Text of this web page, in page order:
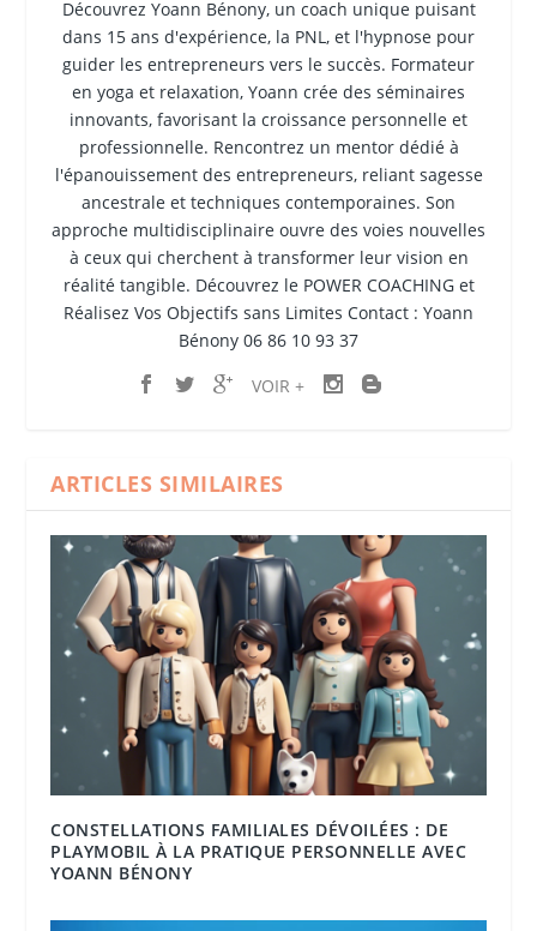
Découvrez Yoann Bénony, un coach unique puisant
dans 15 ans d'expérience, la PNL, et l'hypnose pour
guider les entrepreneurs vers le succès. Formateur
en yoga et relaxation, Yoann crée des séminaires
innovants, favorisant la croissance personnelle et
professionnelle. Rencontrez un mentor dédié à
l'épanouissement des entrepreneurs, reliant sagesse
ancestrale et techniques contemporaines. Son
approche multidisciplinaire ouvre des voies nouvelles
à ceux qui cherchent à transformer leur vision en
réalité tangible. Découvrez le POWER COACHING et
Réalisez Vos Objectifs sans Limites Contact : Yoann
Bénony 06 86 10 93 37
VOIR +
ARTICLES SIMILAIRES
CONSTELLATIONS FAMILIALES DÉVOILÉES : DE
PLAYMOBIL À LA PRATIQUE PERSONNELLE AVEC
YOANN BÉNONY